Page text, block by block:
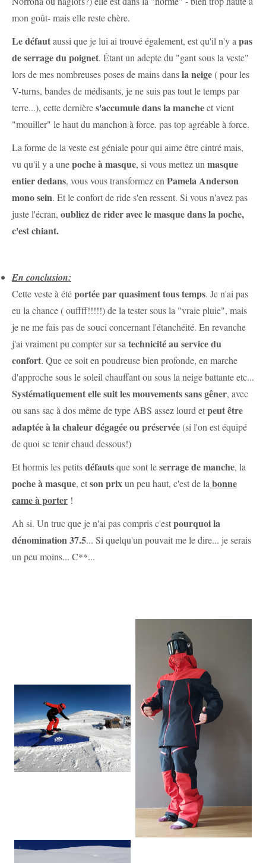
mon goût- mais elle reste chère.
Le défautaussi que je lui ai trouvé également, est qu'il n'y apas
de serrage du poignet. Étant un adepte du "gant sous la veste"
lors de mes nombreuses poses de mains dansla neige( pour les
V-turns, bandes de médisants, je ne suis pas tout le temps par
terre...), cette dernières'accumule dans la mancheet vient
"mouiller" le haut du manchon à force. pas top agréable à force.
La forme de la veste est géniale pour qui aime être cintré mais,
vu qu'il y a unepoche à masque, si vous mettez unmasque
entier dedans, vous vous transformez enPamela Anderson
mono sein. Et le confort de ride s'en ressent. Si vous n'avez pas
juste l'écran, oubliez de rider avec le masque dans la poche,
c'est chiant.
En conclusion:
Cette veste à étéportée par quasiment tous temps. Je n'ai pas
eu la chance ( ouffff!!!!!) de la tester sous la "vraie pluie", mais
je ne me fais pas de souci concernant l'étanchéité. En revanche
j'ai vraiment pu compter sur satechnicité au service du
confort. Que ce soit en poudreuse bien profonde, en marche
d'approche sous le soleil chauffant ou sous la neige battante etc...
Systématiquement elle suit les mouvements sans gêner, avec
ou sans sac à dos même de type ABS assez lourd etpeut être
adaptée à la chaleur dégagéeou préservée(si l'on est équipé
de quoi se tenir chaud dessous!)
Et hormis les petitsdéfautsque sont leserrage de manche, la
poche à masque, etson prixun peu haut, c'est de labonne
came à porter !
Ah si. Un truc que je n'ai pas compris c'estpourquoi la
dénomination 37.5... Si quelqu'un pouvait me le dire... je serais
un peu moins... C**...